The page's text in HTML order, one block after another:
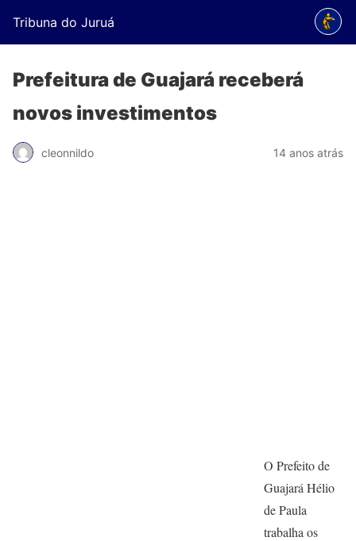
Tribuna do Juruá
Prefeitura de Guajará receberá
novos investimentos
cleonnildo 14 anos atrás
O Prefeito de
Guajará Hélio
de Paula
trabalha os